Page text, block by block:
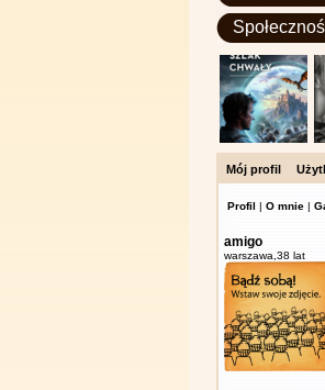
Mój profil
Profil | O mnie |
amigo
warszawa, 38 lat